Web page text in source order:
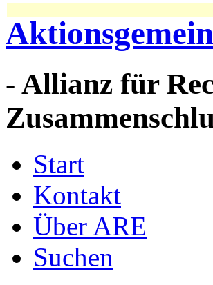
- Allianz für
Start
Kontakt
Über ARE
Suchen